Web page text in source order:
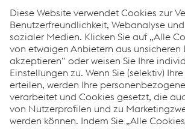
Das sollten jetzt alle
Unsere Mitarbeiterinnen und Mitarbeiter
CargoServ leisten Tag für Tag gute Arbeit.
gelingt ihnen Hervorragendes,
das wollen wir auch weitersagen.
zu den aktuellen Meldungen